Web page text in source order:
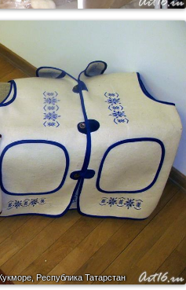
Республика Татарстан